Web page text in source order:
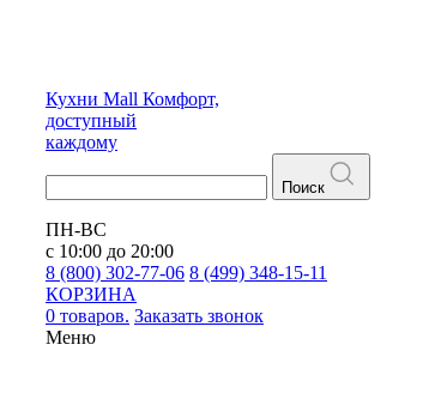
Кухни Mall Комфорт,
доступный
каждому
Поиск
ПН-ВС
с 10:00 до 20:00
8 (800) 302-77-06 8 (499) 348-15-11
КОРЗИНА
0 товаров. Заказать звонок
Меню